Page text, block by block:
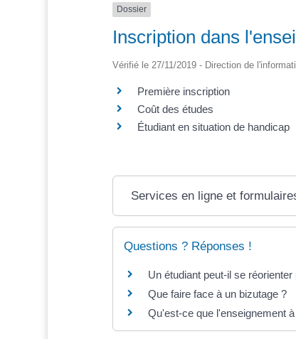
Dossier
Inscription dans
Vérifié le 27/11/2019 - Direction de
Première inscription
Coût des études
Étudiant en situation de handicap
Services en ligne et
Questions ? Réponses !
Un étudiant peut-il se
Que faire face à un bizutage ?
Qu'est-ce que l'enseignement